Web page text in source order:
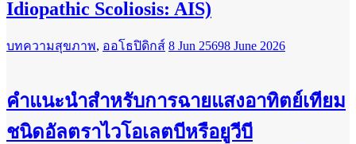
Idiopathic Scoliosis: AIS)
บทความสุขภาพ, ออโธปิดิกส์ 8 Jun 25698 June 2026
คำแนะนำสำหรับการฉายแสงอาทิตย์เทียม
ชนิดอัลตราไวโอเลตบีหรือยูวีบี